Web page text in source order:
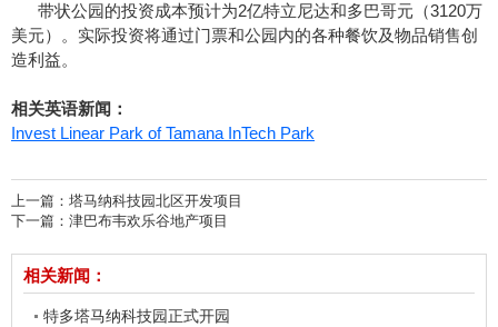
带状公园的投资成本预计为2亿特立尼达和多巴哥元（3120万
美元）。实际投资将通过门票和公园内的各种餐饮及物品销售创
造利益。
相关英语新闻：
Invest Linear Park of Tamana InTech Park
上一篇： 塔马纳科技园北区开发项目
下一篇： 津巴布韦欢乐谷地产项目
相关新闻：
特多塔马纳科技园正式开园